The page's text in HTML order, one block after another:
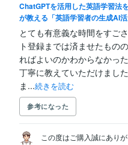
ChatGPTを活用した英語学習法
が教える「英語学習者の生成AI活
とても有意義な時間をすご
ト登録までは済ませたもの
ればよいのかわからなかっ
丁寧に教えていただけました
ま...続きを読む
参考になった
この度はご購入誠にあり